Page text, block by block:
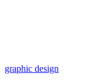
graphic design